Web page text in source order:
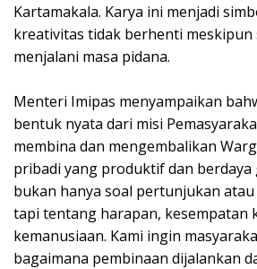
Kartamakala. Karya ini menjadi
kreativitas tidak berhenti
menjalani masa pidana.
Menteri Imipas menyampaikan
bentuk nyata dari misi
membina dan mengembalikan
pribadi yang produktif dan berdaya
bukan hanya soal pertunjukan
tapi tentang harapan, kesempatan
kemanusiaan. Kami ingin
bagaimana pembinaan dijalankan